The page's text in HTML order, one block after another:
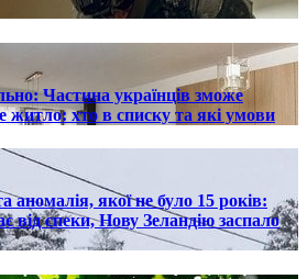
Частина українців зможе
житло: хто в списку та які умови
аномалія, якої не було 15 років:
від спеки, Нову Зеландію заспало